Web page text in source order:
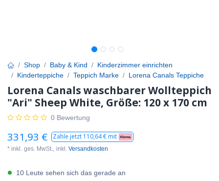
Shop Baby & Kind
Kinderzimmer einrichten
Kinderteppiche
Teppich Marke Lorena Canals Teppiche
Lorena Canals waschbarer Wollteppich
"Ari" Sheep White, Größe: 120 x 170 cm
0 Bewertung
331,93 € Zahle jetzt 110,64€ mit
* inkl. ges. MwSt., inkl. Versandkosten
10 Leute sehen sich das gerade an